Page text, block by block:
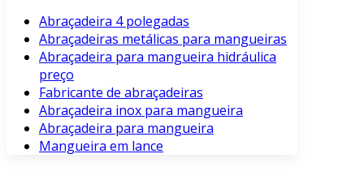
Abraçadeira 4 polegadas
Abraçadeiras metálicas para mangueiras
Abraçadeira para mangueira hidráulica
preço
Fabricante de abraçadeiras
Abraçadeira inox para mangueira
Abraçadeira para mangueira
Mangueira em lance